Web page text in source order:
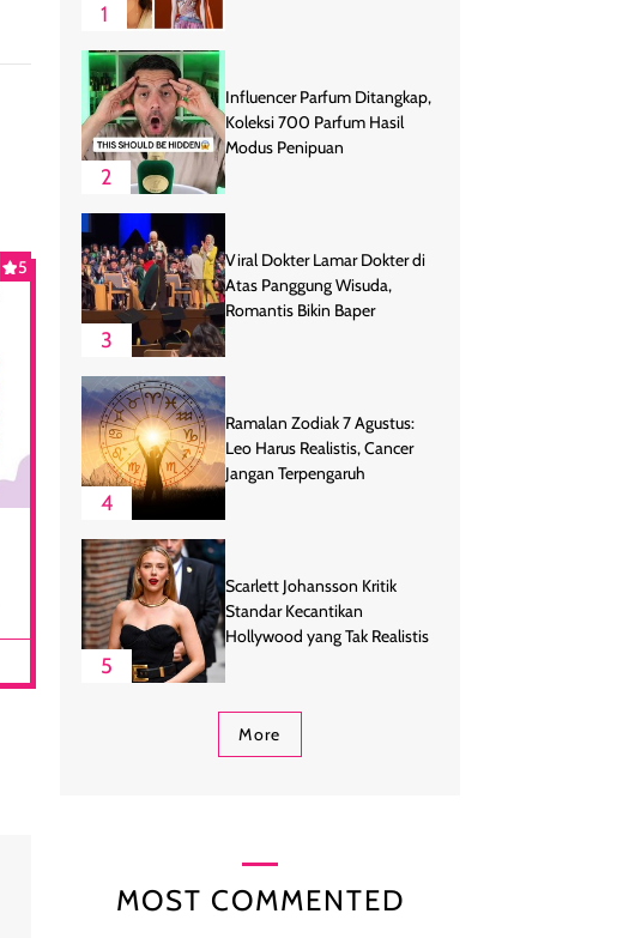
5
1
2
Influencer Parfum Ditangkap,
Koleksi 700 Parfum Hasil
Modus Penipuan
3
Viral Dokter Lamar Dokter di
Atas Panggung Wisuda,
Romantis Bikin Baper
4
Ramalan Zodiak 7 Agustus:
Leo Harus Realistis, Cancer
Jangan Terpengaruh
5
Scarlett Johansson Kritik
Standar Kecantikan
Hollywood yang Tak Realistis
More
MOST COMMENTED